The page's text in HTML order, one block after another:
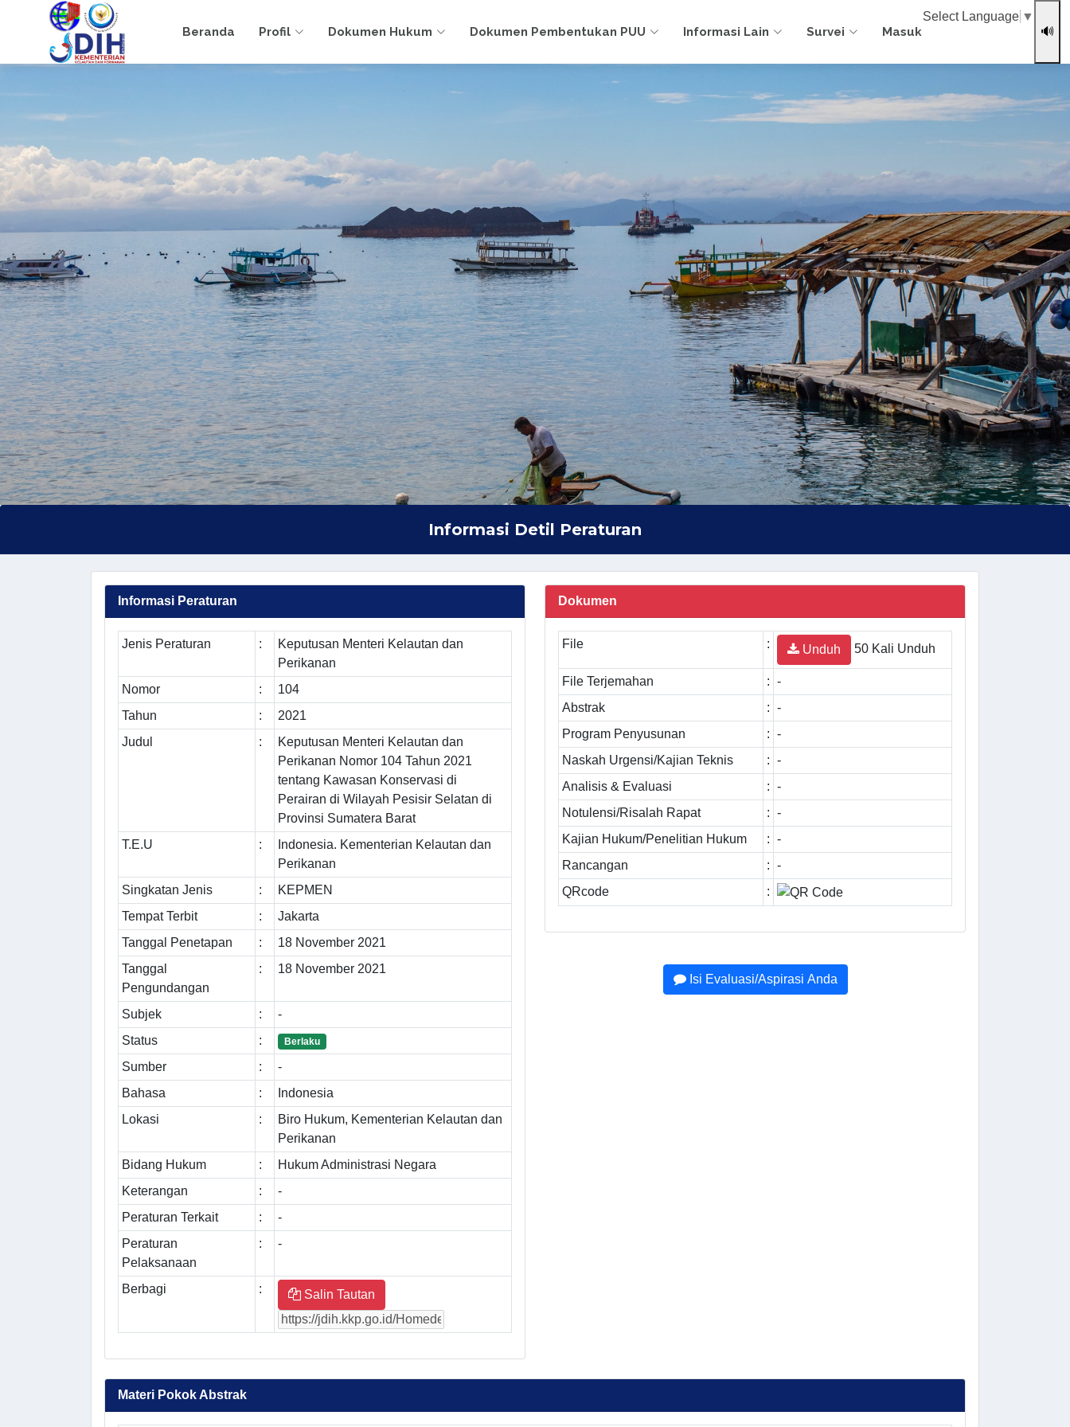
Beranda Profil Dokumen Hukum Dokumen Pembentukan PUU Informasi Lain Survei Masuk
Select Language ▼
🔊
Informasi Detil Peraturan
Informasi Peraturan
Jenis Peraturan :
Keputusan Menteri Kelautan dan
Perikanan
Nomor
:
104
Tahun
:
2021
Judul
:
Keputusan Menteri Kelautan dan
Perikanan Nomor 104 Tahun 2021
tentang Kawasan Konservasi di
Perairan di Wilayah Pesisir Selatan di
Provinsi Sumatera Barat
T.E.U
:
Indonesia. Kementerian Kelautan dan
Perikanan
Singkatan Jenis
:
KEPMEN
Tempat Terbit
:
Jakarta
Tanggal Penetapan
:
18 November 2021
Tanggal
Pengundangan
: 18 November 2021
Subjek :
-
Status
: Berlaku
Sumber :
-
Bahasa
:
Indonesia
Lokasi
:
Biro Hukum, Kementerian Kelautan dan
Perikanan
Bidang Hukum
:
Hukum Administrasi Negara
Keterangan
:
-
Peraturan Terkait
:
-
Peraturan
Pelaksanaan
: -
Berbagi : Salin Tautan
Dokumen
File : Unduh 50 Kali Unduh
File Terjemahan : -
Abstrak
: -
Program Penyusunan
: -
Naskah Urgensi/Kajian Teknis
: -
Analisis & Evaluasi
: -
Notulensi/Risalah Rapat
: -
Kajian Hukum/Penelitian Hukum
: -
Rancangan
: -
QRcode
:
Isi Evaluasi/Aspirasi Anda
Materi Pokok Abstrak